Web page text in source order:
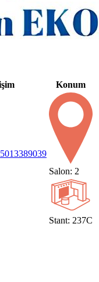
Konum
Salon: 2
Stant: 237C